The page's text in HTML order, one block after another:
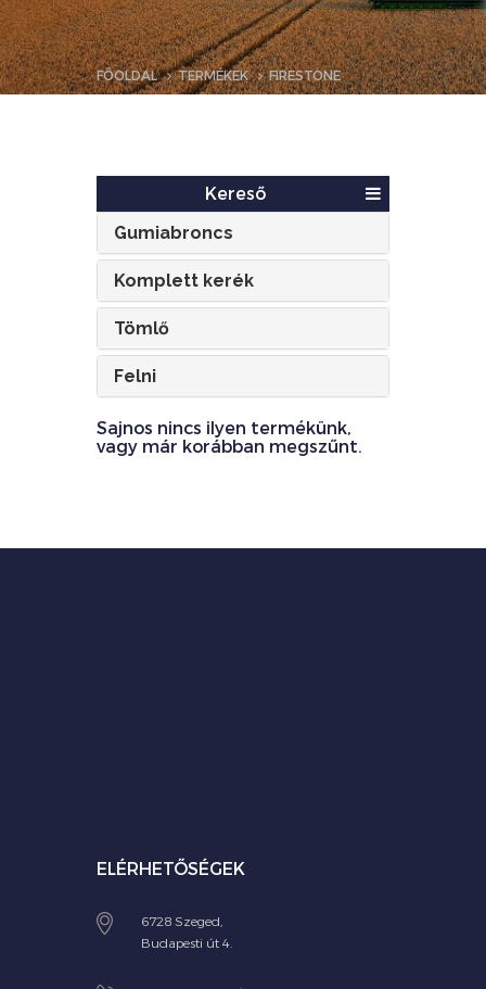
FŐOLDAL TERMÉKEK FIRESTONE
Kereső
Gumiabroncs
Komplett kerék
Tömlő
Felni
Sajnos nincs ilyen termékünk,
vagy már korábban megszűnt.
ELÉRHETŐSÉGEK
6728 Szeged,
Budapesti út 4.